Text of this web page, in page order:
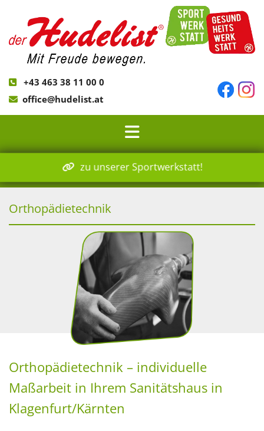
 +43 463 38 11 00 0
 office@hudelist.at
zu unserer Sportwerkstatt!
Orthopädietechnik
Orthopädietechnik – individuelle
Maßarbeit in Ihrem Sanitätshaus in
Klagenfurt/Kärnten